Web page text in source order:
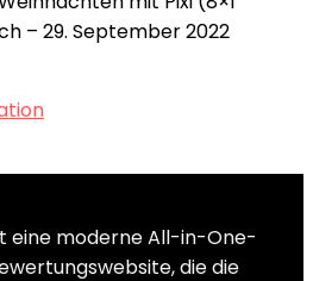
– 29. September 2022
eine moderne All-in-One-
die die